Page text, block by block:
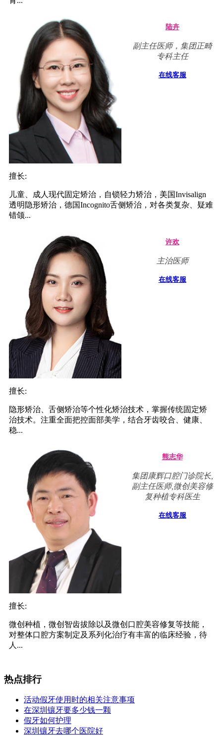
陆卉
副主任医师，集团正畸
专科主任
在线客服
擅长:
儿童、成人现代固定矫治，自锁轻力矫治，美国Invisalign
透明隐形矫治，德国Incognito舌侧矫治，对各类复杂、疑难
错颌...
许欢
主治医师
在线客服
擅长:
隐形矫治、舌侧矫治等个性化矫治技术，掌握传统固定矫
治技术。注重全面把控面部美学，结合牙齿咬合、健康、
稳...
熊志华
集团康辉口腔门诊院长,
副主任医师,微创美容修
复种植专科医生
在线客服
擅长:
微创种植，微创智齿拔除以及微创口腔美容修复等技能，
对整体口腔方案制定及系列化治疗有丰富的临床经验，待
人...
热点排行
活动假牙使用时的相关注意事项
在深圳镶牙要多少钱一颗
假牙如何护理
深圳镶牙去哪个医院好